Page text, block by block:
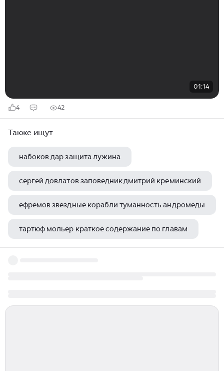
01:14
4 42
Также ищут
набоков дар защита лужина
сергей довлатов заповедник дмитрий креминский
ефремов звездные корабли туманность андромеды
тартюф мольер краткое содержание по главам